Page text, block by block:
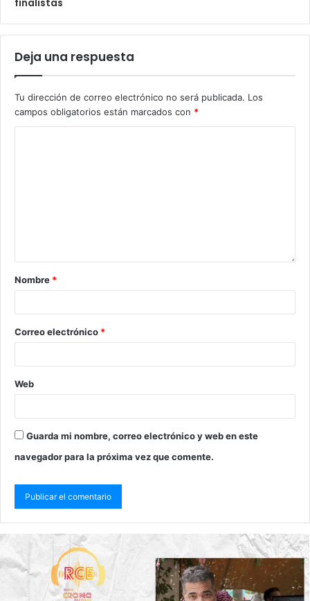
finalistas
Deja una respuesta
Tu dirección de correo electrónico no será publicada. Los
campos obligatorios están marcados con *
Nombre *
Correo electrónico *
Web
Guarda mi nombre, correo electrónico y web en este
navegador para la próxima vez que comente.